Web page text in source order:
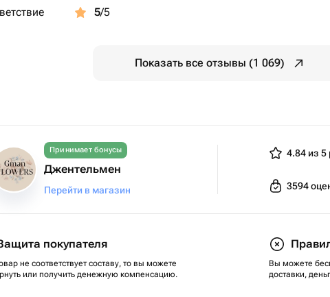
5/5
Показать все отзывы (1 069)
Принимает бонусы
Джентельмен
Перейти в магазин
4.84 из 5
3594
покупателя
не соответствует составу, то вы можете
или получить денежную компенсацию.
Вы можете
доставки,